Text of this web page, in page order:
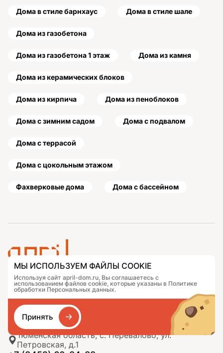
Дома в стиле барнхаус Дома в стиле шале
Дома из газобетона
Дома из газобетона 1 этаж Дома из камня
Дома из керамических блоков
Дома из кирпича Дома из пеноблоков
Дома с зимним садом Дома с подвалом
Дома с террасой
Дома с цокольным этажом
Фахверковые дома Дома с бассейном
Проекты
Подобрать дом
Портфолио
О компании
Сравнение
Контакты
Журнал
Как заказать
Тюменская область, с. Перевалово, ул.
Петровская, д.1
МЫ ИСПОЛЬЗУЕМ ФАЙЛЫ COOKIE
Используя сайт april-dom.ru, Вы соглашаетесь с
использованием файлов cookie, которые указаны в Политике
обработки Персональных данных.
Принять